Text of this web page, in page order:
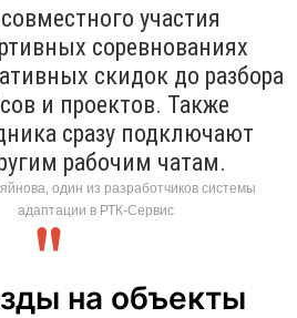
участия
соревнованиях
скидок до разбора
и проектов. Также
сразу подключают
рабочим чатам.
один из разработчиков системы
адаптации в РТК-Сервис
на объекты